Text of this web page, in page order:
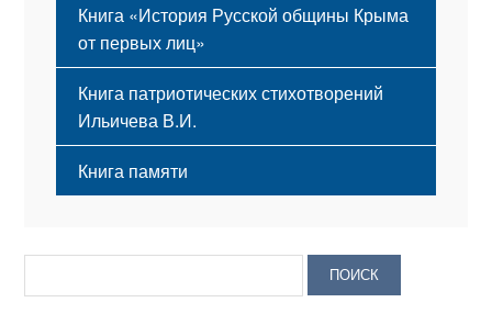
Книга «История Русской общины Крыма
от первых лиц»
Книга патриотических стихотворений
Ильичева В.И.
Книга памяти